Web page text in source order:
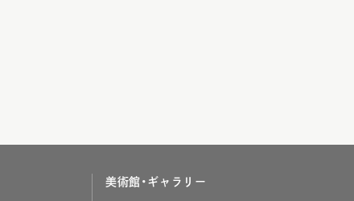
美術館・ギャラリー